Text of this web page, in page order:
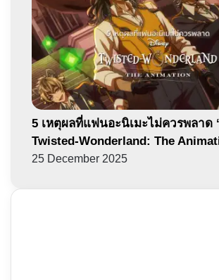
5 เหตุผลที่แฟนอะนิเมะไม่ควรพลาด
Twisted-Wonderland: The
25 December 2025